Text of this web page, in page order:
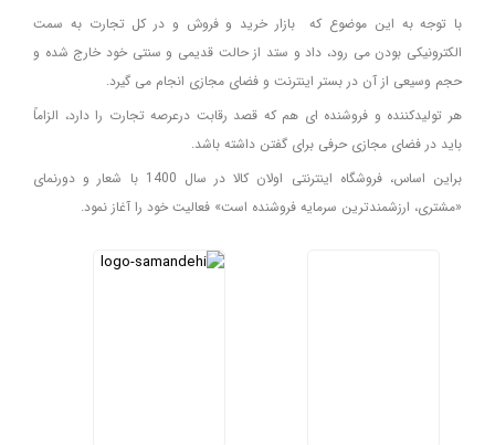
با توجه به این موضوع که بازار خرید و فروش و در کل تجارت به سمت
الکترونیکی بودن می رود، داد و ستد از حالت قدیمی و سنتی خود خارج شده و
حجم وسیعی از آن در بستر اینترنت و فضای مجازی انجام می گیرد.
هر تولیدکننده و فروشنده ای هم که قصد رقابت درعرصه تجارت را دارد، الزاماً
باید در فضای مجازی حرفی برای گفتن داشته باشد.
براین اساس، فروشگاه اینترنتی اولان کالا در سال 1400 با شعار و دورنمای
«مشتری، ارزشمندترین سرمایه فروشنده است» فعالیت خود را آغاز نمود.